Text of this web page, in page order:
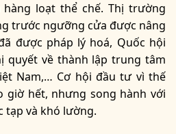
loạt thể chế. Thị trường
trước ngưỡng cửa được nâng
được pháp lý hoá, Quốc hội
quyết về thành lập trung tâm
Nam,… Cơ hội đầu tư vì thế
giờ hết, nhưng song hành với
tạp và khó lường.